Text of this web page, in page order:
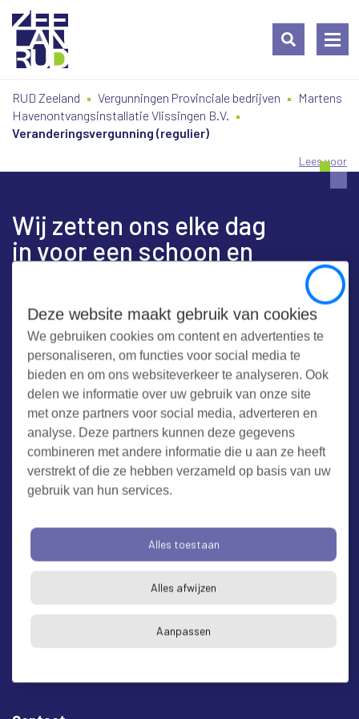
Close
Deze website maakt gebruik van cookies
We gebruiken cookies om content en advertenties te
personaliseren, om functies voor social media te
bieden en om ons websiteverkeer te analyseren. Ook
delen we informatie over uw gebruik van onze site
met onze partners voor social media, adverteren en
analyse. Deze partners kunnen deze gegevens
combineren met andere informatie die u aan ze heeft
verstrekt of die ze hebben verzameld op basis van uw
gebruik van hun services.
Alles toestaan
Alles afwijzen
Aanpassen
naar
inhoud
naar
navigatie
RUD Zeeland Vergunningen Provinciale bedrijven
Martens
Havenontvangsinstallatie Vlissingen B.V.
Veranderingsvergunning (regulier)
Lees voor
Wij zetten ons elke dag
in voor een schoon en
Contact
Werken bij RUD Zeeland
Milieuklacht melden
Algemene voorwaarden Cookieverklaring
Bezoekadres en postadres
* op afspraak
RUD Zeeland
4337 EH Middelburg